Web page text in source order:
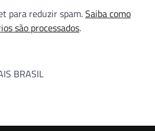
para reduzir spam.Saiba como
são processados.
BRASIL